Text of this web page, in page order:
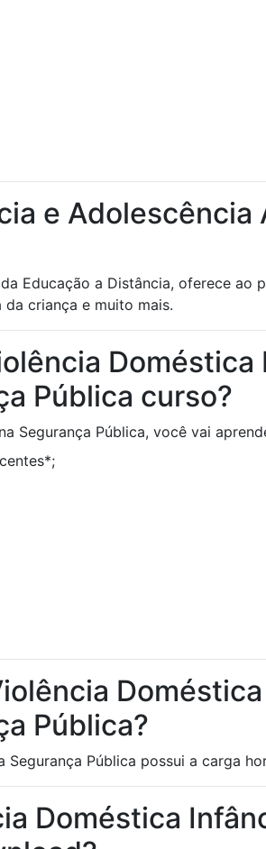
e Adolescência
Educação a Distância, oferece ao
criança e muito mais.
Doméstica
Pública curso?
Segurança Pública, você vai
Pública?
Pública possui a carga
Doméstica